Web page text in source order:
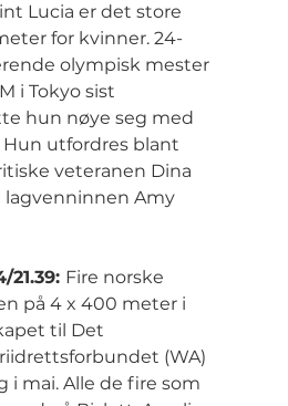
Lucia er det store
for kvinner. 24-
olympisk mester
i Tokyo sist
hun nøye seg med
Hun utfordres blant
veteranen Dina
lagvenninnen Amy
21.39: Fire norske
på 4 x 400 meter i
til Det
(WA)
i mai. Alle de fire som